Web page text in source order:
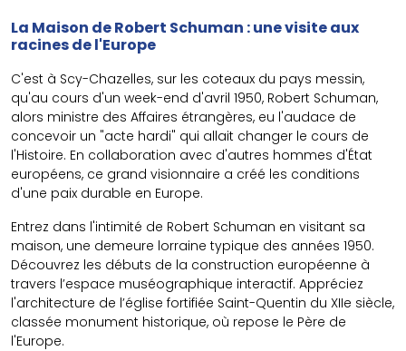
La Maison de Robert Schuman : une visite aux
racines de l'Europe
C'est à Scy-Chazelles, sur les coteaux du pays messin,
qu'au cours d'un week-end d'avril 1950, Robert Schuman,
alors ministre des Affaires étrangères, eu l'audace de
concevoir un "acte hardi" qui allait changer le cours de
l'Histoire. En collaboration avec d'autres hommes d'État
européens, ce grand visionnaire a créé les conditions
d'une paix durable en Europe.
Entrez dans l'intimité de Robert Schuman en visitant sa
maison, une demeure lorraine typique des années 1950.
Découvrez les débuts de la construction européenne à
travers l’espace muséographique interactif. Appréciez
l'architecture de l’église fortifiée Saint-Quentin du XIIe siècle,
classée monument historique, où repose le Père de
l'Europe.